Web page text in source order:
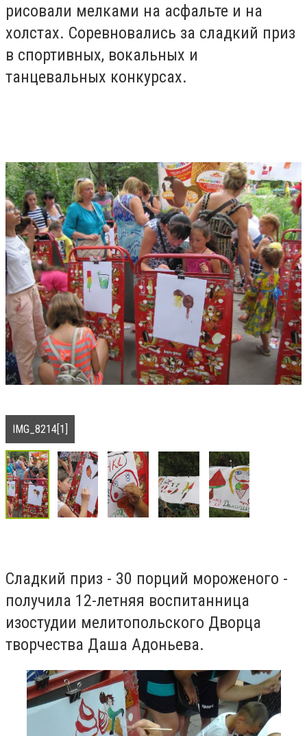
рисовали мелками на асфальте и на
холстах. Соревновались за сладкий приз
в спортивных, вокальных и
танцевальных конкурсах.
IMG_8214[1]
Сладкий приз - 30 порций мороженого -
получила 12-летняя воспитанница
изостудии мелитопольского Дворца
творчества Даша Адоньева.